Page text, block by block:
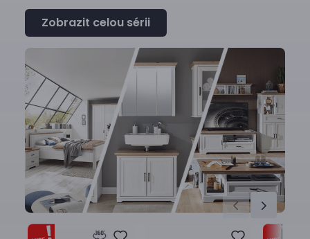
Zobrazit celou sérii